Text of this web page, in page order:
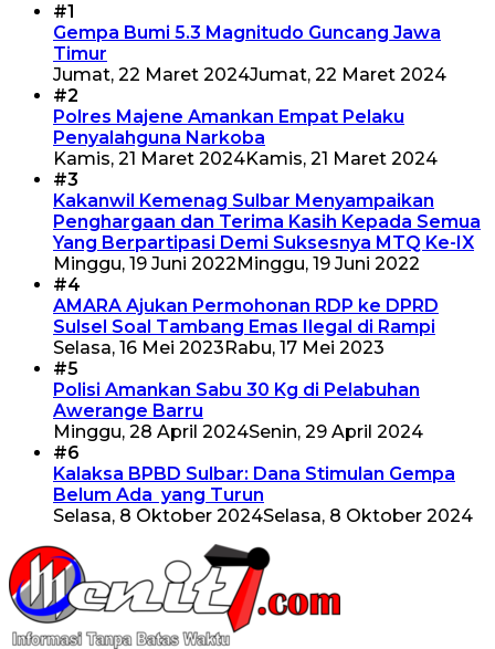
#1
Gempa Bumi 5.3 Magnitudo Guncang Jawa
Timur
Jumat, 22 Maret 2024Jumat, 22 Maret 2024
#2
Polres Majene Amankan Empat Pelaku
Penyalahguna Narkoba
Kamis, 21 Maret 2024Kamis, 21 Maret 2024
#3
Kakanwil Kemenag Sulbar Menyampaikan
Penghargaan dan Terima Kasih Kepada Semua
Yang Berpartipasi Demi Suksesnya MTQ Ke-IX
Minggu, 19 Juni 2022 Minggu, 19 Juni 2022
#4
AMARA Ajukan Permohonan RDP ke DPRD
Sulsel Soal Tambang Emas Ilegal di Rampi
Selasa, 16 Mei 2023 Rabu, 17 Mei 2023
#5
Polisi Amankan Sabu 30 Kg di Pelabuhan
Awerange Barru
Minggu, 28 April 2024Senin, 29 April 2024
#6
Kalaksa BPBD Sulbar: Dana Stimulan Gempa
Belum Ada yang Turun
Selasa, 8 Oktober 2024Selasa, 8 Oktober 2024